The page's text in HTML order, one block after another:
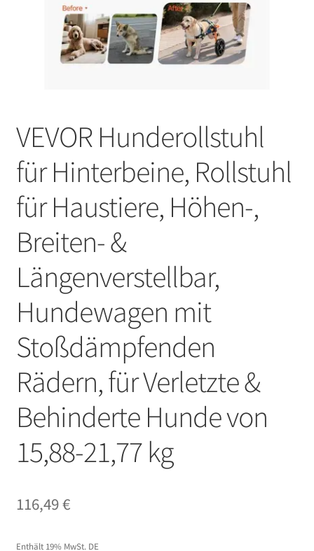
VEVOR Hunderollstuhl
für Hinterbeine, Rollstuhl
für Haustiere, Höhen-,
Breiten- &
Längenverstellbar,
Hundewagen mit
Stoßdämpfenden
Rädern, für Verletzte &
Behinderte Hunde von
15,88-21,77 kg
116,49€
Enthält 19% MwSt. DE